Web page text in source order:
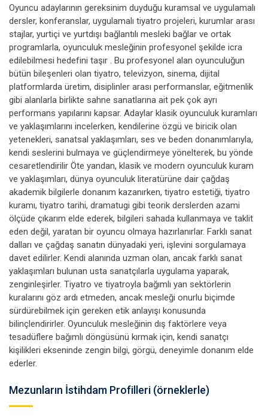
Oyuncu adaylarının gereksinim duyduğu kuramsal ve uygulamalı
dersler, konferanslar, uygulamalı tiyatro projeleri, kurumlar arası
stajlar, yurtiçi ve yurtdışı bağlantılı mesleki bağlar ve ortak
programlarla, oyunculuk mesleğinin profesyonel şekilde icra
edilebilmesi hedefini taşır . Bu profesyonel alan oyunculuğun
bütün bileşenleri olan tiyatro, televizyon, sinema, dijital
platformlarda üretim, disiplinler arası performanslar, eğitmenlik
gibi alanlarla birlikte sahne sanatlarına ait pek çok ayrı
performans yapılarını kapsar. Adaylar klasik oyunculuk kuramları
ve yaklaşımlarını incelerken, kendilerine özgü ve biricik olan
yetenekleri, sanatsal yaklaşımları, ses ve beden donanımlarıyla,
kendi seslerini bulmaya ve güçlendirmeye yönelterek, bu yönde
cesaretlendirilir Öte yandan, klasik ve modern oyunculuk kuram
ve yaklaşımları, dünya oyunculuk literatürüne dair çağdaş
akademik bilgilerle donanım kazanırken, tiyatro estetiği, tiyatro
kuramı, tiyatro tarihi, dramatugi gibi teorik derslerden azami
ölçüde çıkarım elde ederek, bilgileri sahada kullanmaya ve taklit
eden değil, yaratan bir oyuncu olmaya hazırlanırlar. Farklı sanat
dalları ve çağdaş sanatın dünyadaki yeri, işlevini sorgulamaya
davet edilirler. Kendi alanında uzman olan, ancak farklı sanat
yaklaşımları bulunan usta sanatçılarla uygulama yaparak,
zenginleşirler. Tiyatro ve tiyatroyla bağımlı yan sektörlerin
kuralarını göz ardı etmeden, ancak mesleği onurlu biçimde
sürdürebilmek için gereken etik anlayışı konusunda
bilinçlendirirler. Oyunculuk mesleğinin dış faktörlere veya
tesadüflere bağımlı döngüsünü kırmak için, kendi sanatçı
kişilikleri ekseninde zengin bilgi, görgü, deneyimle donanım elde
ederler.
Mezunların İstihdam Profilleri (örneklerle)